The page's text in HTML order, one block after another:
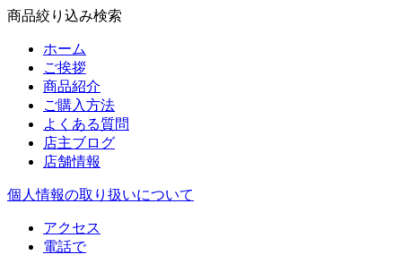
商品絞り込み検索
ホーム
ご挨拶
商品紹介
ご購入方法
よくある質問
店主ブログ
店舗情報
個人情報の取り扱いについて
アクセス
電話で